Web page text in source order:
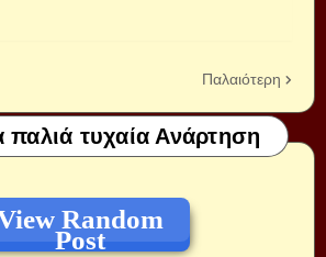
Παλαιότερη
παλιά τυχαία Ανάρτηση
Random
Post